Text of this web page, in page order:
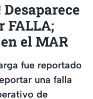
Desaparece
FALLA;
el MAR
fue reportado
una falla
de